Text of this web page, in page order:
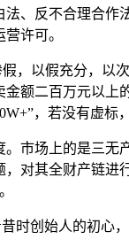
、反不合理合作
许可。
以假充分，以
额二百万元以上
，若没有虚标
市场上的是三无
对其全财产链进
创始人的初心